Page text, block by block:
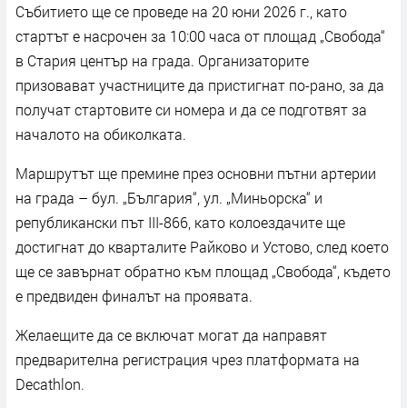
Събитието ще се проведе на 20 юни 2026 г., като
стартът е насрочен за 10:00 часа от площад „Свобода“
в Стария център на града. Организаторите
призовават участниците да пристигнат по-рано, за да
получат стартовите си номера и да се подготвят за
началото на обиколката.
Маршрутът ще премине през основни пътни артерии
на града – бул. „България“, ул. „Миньорска“ и
републикански път III-866, като колоездачите ще
достигнат до кварталите Райково и Устово, след което
ще се завърнат обратно към площад „Свобода“, където
е предвиден финалът на проявата.
Желаещите да се включат могат да направят
предварителна регистрация чрез платформата на
Decathlon.